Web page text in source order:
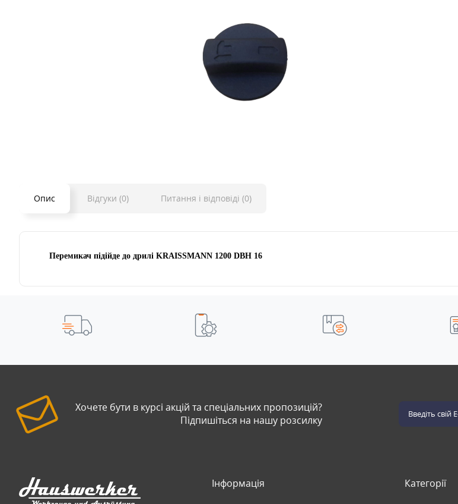
Опис Відгуки (0) Питання і відповіді (0)
Перемикач підійде до дрилі KRAISSMANN 1200 DBH 16
Хочете бути в курсі акцій та спеціальних пропозицій?
Підпишіться на нашу розсилку
Інформація Категорії